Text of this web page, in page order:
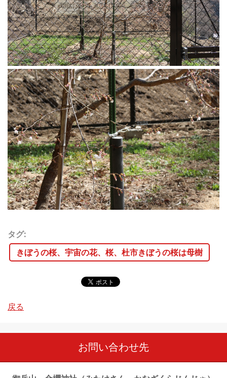
タグ:
きぼうの桜、宇宙の花、桜、杜市きぼうの桜は母樹
戻る
お問い合わせ先